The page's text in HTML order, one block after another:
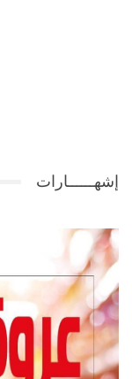
إشهــــــارات